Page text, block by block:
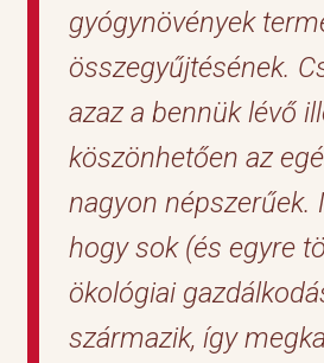
gyógynövények
összegyűjtésének.
azaz a bennük lévő
köszönhetően az
nagyon népszerűek.
hogy sok (és egyre
ökológiai
származik, így